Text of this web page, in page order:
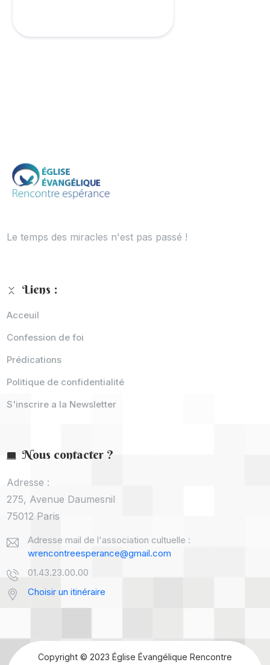
Le temps des miracles n'est pas passé !
Liens :
Acceuil
Confession de foi
Prédications
Politique de confidentialité
S'inscrire a la Newsletter
Nous contacter ?
Adresse :
275, Avenue Daumesnil
75012 Paris
Adresse mail de l'association cultuelle :
wrencontreesperance@gmail.com
01.43.23.00.00
Choisir un itinéraire
Copyright © 2023 Église Évangélique Rencontre